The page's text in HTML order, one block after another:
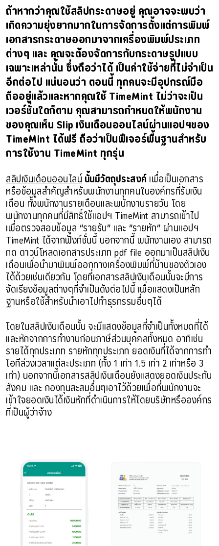
ถ้าหากว่าคุณใช้สลิปกระดาษอยู่ คุณอาจจะพบว่า
เกิดความยุ่งยากมากในการจัดการตั้งแต่การพิมพ์
เอกสารกระดาษออกมาจากเครื่องพิมพ์ประเภท
ต่างๆ และ คุณจะต้องจัดการกับกระดาษรูปแบบ
เฉพาะเหล่านั้น ซึ่งถือว่าได้ เป็นค่าใช้จ่ายที่ไม่จำเป็น
อีกต่อไป แน่นอนว่า ตอนนี้ ทุกคนจะมีอุปกรณ์มือ
ถืออยู่แล้วและหากคุณใช้ TimeMint ไม่ว่าจะเป็น
เวอร์ชั่นใดก็ตาม คุณสามารถกำหนดให้พนักงาน
ของคุณเห็น Slip เงินเดือนออนไลน์ผ่านแอปฯของ
TimeMint ได้ฟรี ถือว่าเป็นฟีเจอร์พื้นฐานสำหรับ
การใช้งาน TimeMint ทุกรุ่น
สลิปเงินเดือนออนไลน์นั้นมีวัตถุประสงค์เพื่อเป็นเอกสาร
หรือข้อมูลสำคัญสำหรับพนักงานทุกคนในองค์กรที่รับเงิน
เดือน ทั้งพนักงานรายเดือนและพนักงานรายวัน โดย
พนักงานทุกคนที่มีสิทธิ์ใช้แอปฯ TimeMint สามารถเข้าไป
เพื่อตรวจสอบข้อมูล “รายรับ” และ “รายหัก” ผ่านแอปฯ
TimeMint ได้จากฟังก์ชั่นนี้ นอกจากนี้ พนักงานเอง สามารถ
กด ดาวน์โหลดเอกสารประเภท pdf file ออกมาเป็นสลิปเงิน
เดือนเพื่อนำมาพิมพ์ออกทางเครื่องพิมพ์ที่บ้านของตัวเอง
ได้ด้วยเช่นเดียวกัน โดยที่เอกสารสลิปเงินเดือนนั้นจะมีการ
จัดเรียงข้อมูลต่างๆที่จำเป็นดังต่อไปนี้ เพื่อแสดงเป็นหลัก
ฐานหรือใช้สำหรับนำเอาไปทำธุรกรรมอื่นๆได้
โดยในสลิปเงินเดือนนั้น จะมีแสดงข้อมูลที่จำเป็นทั้งหมดที่ได้
และหักจากการทำงานก่อนภาษีส่วนบุคคลทั้งหมด อาทิเช่น
รายได้ทุกประเภท รายหักทุกประเภท ยอดเงินที่ได้จากการทำ
โอทีล่วงเวลาแต่ละประเภท (ทั้ง 1 เท่า 1.5 เท่า 2 เท่าหรือ 3
เท่า) นอกจากนี้เอกสารสลิปเงินเดือนยังแสดงยอดเงินประกัน
สังคม และ กองทุนสะสมอื่นๆเอาไว้ด้วยเพื่อที่พนักงานจะ
เข้าใจยอดเงินได้เงินหักที่ดำเนินการให้โดยบริษัทหรือองค์กร
ที่เป็นผู้ว่าจ้าง